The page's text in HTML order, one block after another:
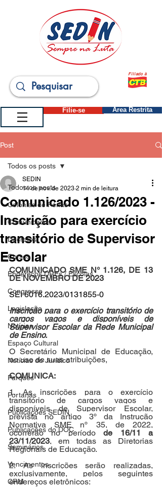
Filiado à
Filie-se Área Restrita
Post
Todos os posts
Colônias de Férias
Comunicados
Decretos
Cursos
Endereços DREs / Escolas
Congresso
Legislação
Notícias
Espaço Cultural
Notícias do Jurídico
Parques
Portarias
Publicações SEDIN
Publicações do DOC
Seminários
Vencimentos
CRM
Todos os posts
Comunicado 1.126/2023 -
Inscrição para exercício
transitório de Supervisor
Escolar
SEDIN
14 de nov. de 2023 2 min de leitura
COMUNICADO SME N° 1.126, DE 13
DE NOVEMBRO DE 2023
SEI 6016.2023/0131855-0
Inscrição para o exercício transitório de
cargos vagos e disponíveis de
Supervisor Escolar da Rede Municipal
de Ensino.
O Secretário Municipal de Educação,
no uso de suas atribuições,
COMUNICA:
1. As inscrições para o exercício
transitório de cargos vagos e
disponíveis de Supervisor Escolar,
prevista no artigo 3º da Instrução
Normativa SME nº 35, de 2022,
ocorrerão no período de 16/11 a
23/11/2023, em todas as Diretorias
Regionais de Educação.
2. As inscrições serão realizadas,
exclusivamente, pelos seguintes
endereços eletrônicos: